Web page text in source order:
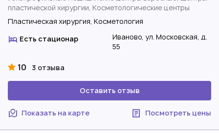
пластической хирургии, Косметологические центры
Пластическая хирургия, Косметология
Есть стационар
Иваново, ул. Московская, д.
55
10 3 отзыва
Оставить отзыв
Показать на карте Посмотреть цены